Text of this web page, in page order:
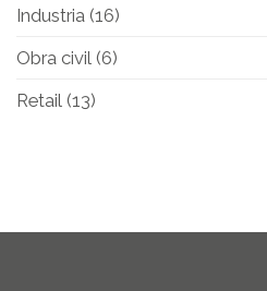
Industria (16)
Obra civil (6)
Retail (13)